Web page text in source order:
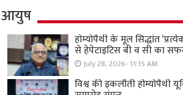
आयुष
होम्योपैथी के मूल सिद्धांत
से हेपेटाइटिस बी व सी का
July 28, 2026- 11:15 AM
विश्व की इकलौती होम्योपैथी